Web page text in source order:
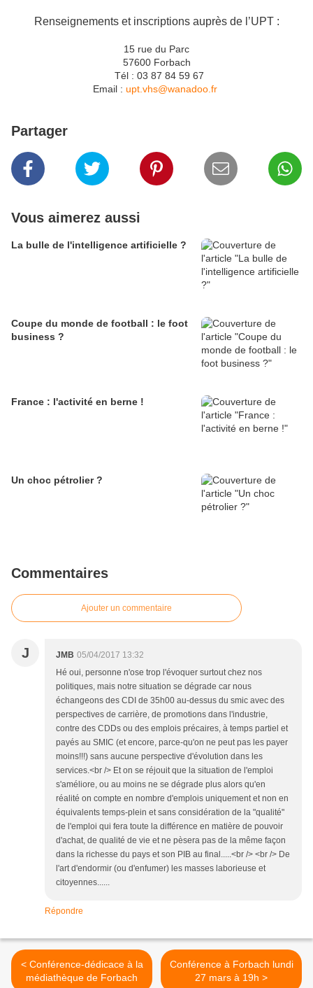
Renseignements et inscriptions auprès de l’UPT :
15 rue du Parc
57600 Forbach
Tél : 03 87 84 59 67
Email : upt.vhs@wanadoo.fr
Partager
Vous aimerez aussi
La bulle de l'intelligence artificielle ?
Coupe du monde de football : le foot
business ?
France : l'activité en berne !
Un choc pétrolier ?
Commentaires
Ajouter un commentaire
J JMB 05/04/2017 13:32
Hé oui, personne n'ose trop l'évoquer surtout chez nos
politiques, mais notre situation se dégrade car nous
échangeons des CDI de 35h00 au-dessus du smic avec des
perspectives de carrière, de promotions dans l'industrie,
contre des CDDs ou des emplois précaires, à temps partiel et
payés au SMIC (et encore, parce-qu'on ne peut pas les payer
moins!!!) sans aucune perspective d'évolution dans les
services.<br /> Et on se réjouit que la situation de l'emploi
s'améliore, ou au moins ne se dégrade plus alors qu'en
réalité on compte en nombre d'emplois uniquement et non en
équivalents temps-plein et sans considération de la "qualité"
de l'emploi qui fera toute la différence en matière de pouvoir
d'achat, de qualité de vie et ne pèsera pas de la même façon
dans la richesse du pays et son PIB au final.....<br /> <br /> De
l'art d'endormir (ou d'enfumer) les masses laborieuse et
citoyennes......
Répondre
< Conférence-dédicace à la
médiathèque de Forbach
Conférence à Forbach lundi
27 mars à 19h >